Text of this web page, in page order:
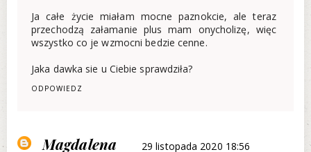
Ja całe życie miałam mocne paznokcie, ale teraz
przechodzą załamanie plus mam onycholizę, więc
wszystko co je wzmocni bedzie cenne.
Jaka dawka sie u Ciebie sprawdziła?
ODPOWIEDZ
Magdalena
29 listopada 2020 18:56